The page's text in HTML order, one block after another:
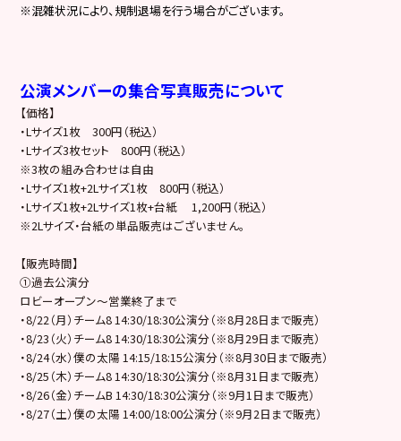
※混雑状況により、規制退場を行う場合がございます。
公演メンバーの集合写真販売について
【価格】
・Lサイズ1枚 300円（税込）
・Lサイズ3枚セット 800円（税込）
※3枚の組み合わせは自由
・Lサイズ1枚+2Lサイズ1枚 800円（税込）
・Lサイズ1枚+2Lサイズ1枚+台紙 1,200円（税込）
※2Lサイズ・台紙の単品販売はございません。
【販売時間】
①過去公演分
ロビーオープン～営業終了まで
・8/22（月）チーム8 14:30/18:30公演分（※8月28日まで販売）
・8/23（火）チーム8 14:30/18:30公演分（※8月29日まで販売）
・8/24（水）僕の太陽 14:15/18:15公演分（※8月30日まで販売）
・8/25（木）チーム8 14:30/18:30公演分（※8月31日まで販売）
・8/26（金）チームB 14:30/18:30公演分（※9月1日まで販売）
・8/27（土）僕の太陽 14:00/18:00公演分（※9月2日まで販売）